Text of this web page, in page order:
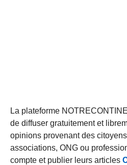
La plateforme
de diffuser gratuitement et
opinions provenant des
associations, ONG ou
compte et publier leurs articles